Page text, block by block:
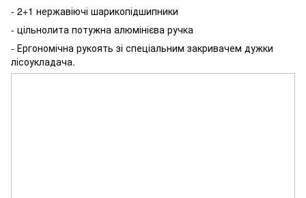
- 2+1 нержавіючі шарикопідшипники
- цільнолита потужна алюмінієва ручка
- Ергономічна рукоять зі спеціальним закривачем дужки
лісоукладача.